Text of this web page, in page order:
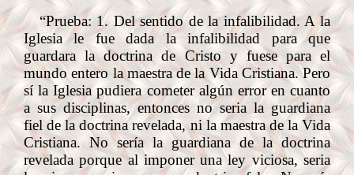
“Prueba: 1. Del sentido de la infalibilidad. A la
Iglesia le fue dada la infalibilidad para que
guardara la doctrina de Cristo y fuese para el
mundo entero la maestra de la Vida Cristiana. Pero
sí la Iglesia pudiera cometer algún error en cuanto
a sus disciplinas, entonces no seria la guardiana
fiel de la doctrina revelada, ni la maestra de la Vida
Cristiana. No sería la guardiana de la doctrina
revelada porque al imponer una ley viciosa, seria